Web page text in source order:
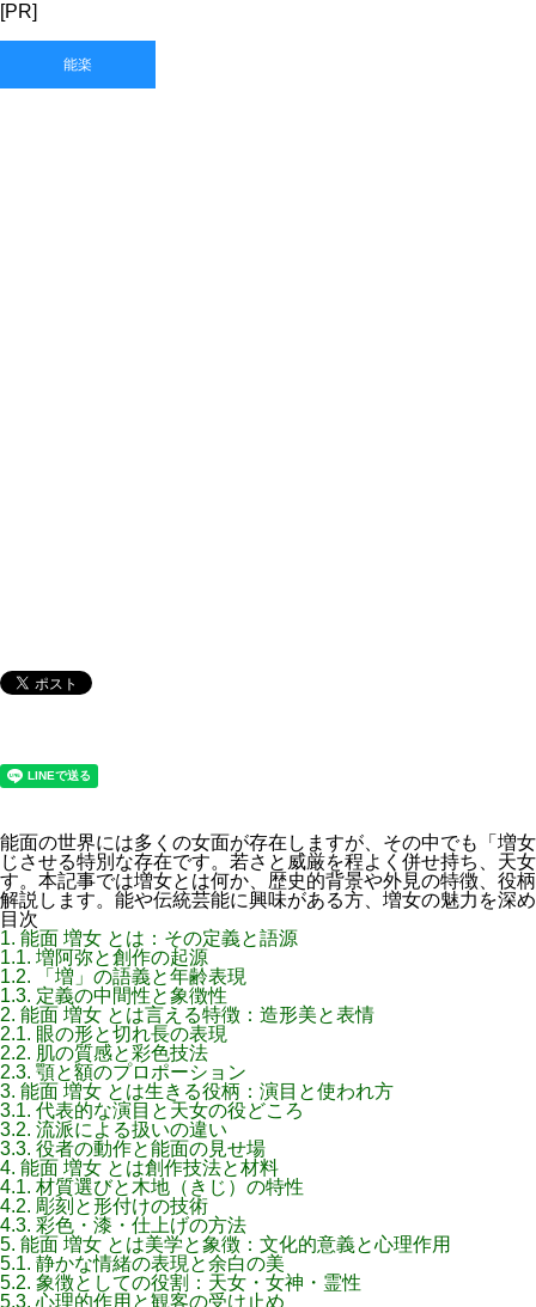
[PR]
能楽
能面の世界には多くの女面が存在しますが、その中でも「増
じさせる特別な存在です。若さと威厳を程よく併せ持ち、天
す。本記事では増女とは何か、歴史的背景や外見の特徴、役
解説します。能や伝統芸能に興味がある方、増女の魅力を深
目次
1. 能面 増女 とは：その定義と語源
1.1. 増阿弥と創作の起源
1.2. 「増」の語義と年齢表現
1.3. 定義の中間性と象徴性
2. 能面 増女 とは言える特徴：造形美と表情
2.1. 眼の形と切れ長の表現
2.2. 肌の質感と彩色技法
2.3. 顎と額のプロポーション
3. 能面 増女 とは生きる役柄：演目と使われ方
3.1. 代表的な演目と天女の役どころ
3.2. 流派による扱いの違い
3.3. 役者の動作と能面の見せ場
4. 能面 増女 とは創作技法と材料
4.1. 材質選びと木地（きじ）の特性
4.2. 彫刻と形付けの技術
4.3. 彩色・漆・仕上げの方法
5. 能面 増女 とは美学と象徴：文化的意義と心理作用
5.1. 静かな情緒の表現と余白の美
5.2. 象徴としての役割：天女・女神・霊性
5.3. 心理的作用と観客の受け止め